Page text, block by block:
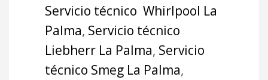
Servicio técnico Whirlpool La
Palma, Servicio técnico
Liebherr La Palma, Servicio
técnico Smeg La Palma,